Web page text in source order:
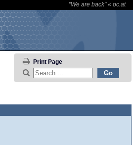
"We are back"« oc.at
Print Page